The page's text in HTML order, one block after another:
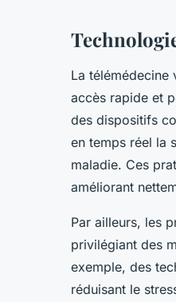
La télémédecine
accès rapide et
des dispositifs
en temps réel la
maladie. Ces
améliorant
Par ailleurs, les
privilégiant des
exemple, des
réduisant le